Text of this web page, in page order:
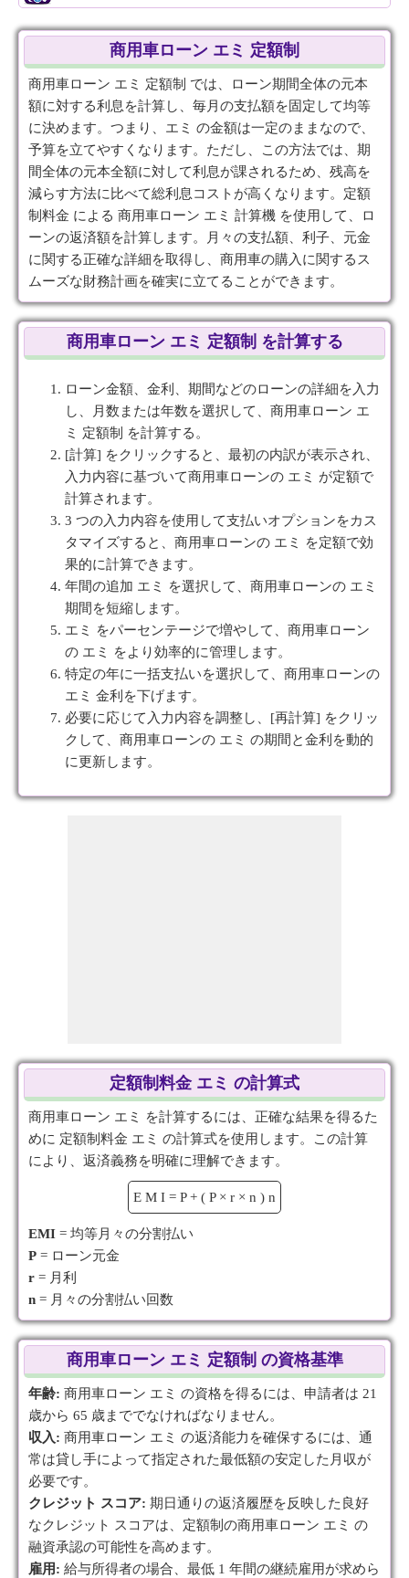
商用車ローン エミ 定額制
商用車ローン エミ 定額制 では、ローン期間全体の元本
額に対する利息を計算し、毎月の支払額を固定して均等
に決めます。つまり、エミ の金額は一定のままなので、
予算を立てやすくなります。ただし、この方法では、期
間全体の元本全額に対して利息が課されるため、残高を
減らす方法に比べて総利息コストが高くなります。定額
制料金 による 商用車ローン エミ 計算機 を使用して、ロ
ーンの返済額を計算します。月々の支払額、利子、元金
に関する正確な詳細を取得し、商用車の購入に関するス
ムーズな財務計画を確実に立てることができます。
商用車ローン エミ 定額制 を計算する
ローン金額、金利、期間などのローンの詳細を入力
し、月数または年数を選択して、商用車ローン エ
ミ 定額制 を計算する。
[計算] をクリックすると、最初の内訳が表示され、
入力内容に基づいて商用車ローンの エミ が定額で
計算されます。
3 つの入力内容を使用して支払いオプションをカス
タマイズすると、商用車ローンの エミ を定額で効
果的に計算できます。
年間の追加 エミ を選択して、商用車ローンの エミ
期間を短縮します。
エミ をパーセンテージで増やして、商用車ローン
の エミ をより効率的に管理します。
特定の年に一括支払いを選択して、商用車ローンの
エミ 金利を下げます。
必要に応じて入力内容を調整し、[再計算] をクリッ
クして、商用車ローンの エミ の期間と金利を動的
に更新します。
定額制料金 エミ の計算式
商用車ローン エミ を計算するには、正確な結果を得るた
めに 定額制料金 エミ の計算式を使用します。この計算
により、返済義務を明確に理解できます。
E M I = P + ( P × r × n ) n
EMI = 均等月々の分割払い
P = ローン元金
r = 月利
n = 月々の分割払い回数
商用車ローン エミ 定額制 の資格基準
年齢: 商用車ローン エミ の資格を得るには、申請者は 21
歳から 65 歳まででなければなりません。
収入: 商用車ローン エミ の返済能力を確保するには、通
常は貸し手によって指定された最低額の安定した月収が
必要です。
クレジット スコア: 期日通りの返済履歴を反映した良好
なクレジット スコアは、定額制の商用車ローン エミ の
融資承認の可能性を高めます。
雇用: 給与所得者の場合、最低 1 年間の継続雇用が求めら